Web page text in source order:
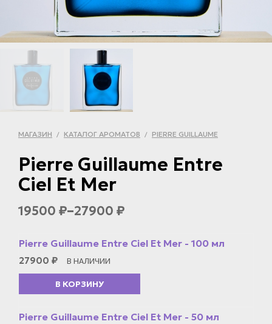
МАГАЗИН / КАТАЛОГ АРОМАТОВ / PIERRE GUILLAUME
Pierre Guillaume Entre
Ciel Et Mer
19500 ₽–27900 ₽
Pierre Guillaume Entre Ciel Et Mer - 100 мл
27900 ₽ В НАЛИЧИИ
В КОРЗИНУ
Pierre Guillaume Entre Ciel Et Mer - 50 мл